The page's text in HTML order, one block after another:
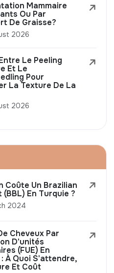
Mammaire
Ou Par
De Graisse?
2026
Le Peeling
Et Le
Pour
La Texture De La
2026
Coûte Un Brazilian
En Turquie ?
2024
Cheveux Par
D'unités
(FUE) En
À Quoi S'attendre,
Et Coût